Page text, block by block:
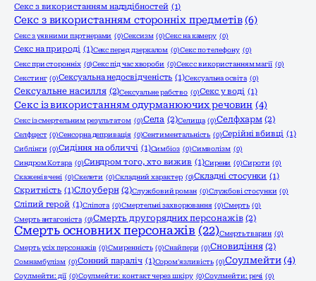
Секс з використанням надздібностей (1)
Секс з використанням сторонніх предметів (6)
Секс з уявними партнерами (0)Сексизм (0)Секс на камеру (0)
Секс на природі (1)Секс перед дзеркалом (0)Секс по телефону (0)
Секс при сторонніх (0)Секс під час хвороби (0)Секс с використанням магії (0)
Секстинг (0)Сексуальна недосвідченість (1)Сексуальна освіта (0)
Сексуальне насилля (2)Сексуальне рабство (0)Секс у воді (1)
Секс із використанням одурманюючих речовин (4)
Секс із смертельним результатом (0)Села (2)Селища (0)Селфхарм (2)
Селфцест (0)Сенсорна депривація (0)Сентиментальність (0)Серійні вбивці (1)
Сиблінги (0)Сидіння на обличчі (1)Симбіоз (0)Символізм (0)
Синдром Котара (0)Синдром того, хто вижив (1)Сирени (0)Сироти (0)
Скажені вчені (0)Скелети (0)Складний характер (0)Складні стосунки (1)
Скритність (1)Слоуберн (2)Службовий роман (0)Службові стосунки (0)
Сліпий герой (1)Сліпота (0)Смертельні захворювання (0)Смерть (0)
Смерть антагоніста (0)Смерть другорядних персонажів (2)
Смерть основних персонажів (22)Смерть тварин (0)
Смерть усіх персонажів (0)Смиренність (0)Снайпери (0)Сновидіння (2)
Сомнамбулізм (0)Сонний параліч (1)Сором'язливість (0)Соулмейти (4)
Соулмейти: дії (0)Соулмейти: контакт через шкіру (0)Соулмейти: речі (0)